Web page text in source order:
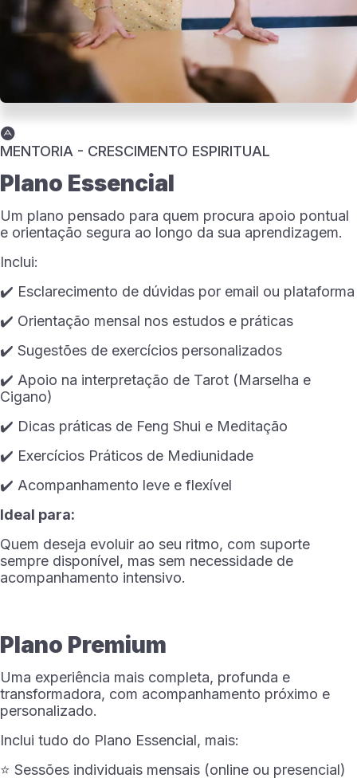
MENTORIA - CRESCIMENTO ESPIRITUAL
Plano Essencial
Um plano pensado para quem procura apoio pontual
e orientação segura ao longo da sua aprendizagem.
Inclui:
✔️ Esclarecimento de dúvidas por email ou plataforma
✔️ Orientação mensal nos estudos e práticas
✔️ Sugestões de exercícios personalizados
✔️ Apoio na interpretação de Tarot (Marselha e
Cigano)
✔️ Dicas práticas de Feng Shui e Meditação
✔️ Exercícios Práticos de Mediunidade
✔️ Acompanhamento leve e flexível
Ideal para:
Quem deseja evoluir ao seu ritmo, com suporte
sempre disponível, mas sem necessidade de
acompanhamento intensivo.
Plano Premium
Uma experiência mais completa, profunda e
transformadora, com acompanhamento próximo e
personalizado.
Inclui tudo do Plano Essencial, mais:
⭐ Sessões individuais mensais (online ou presencial)